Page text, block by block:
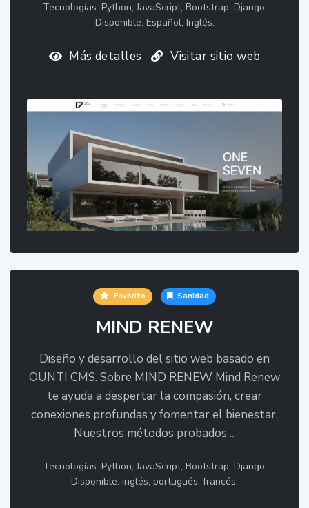
Tecnologías: Python, JavaScript, Bootstrap, Django.
Disponible: Español, Inglés.
Más detalles Visitar sitio web
Favorito Sanidad
MIND RENEW
Diseño y desarrollo del sitio web basado en
OUNTI CMS. Sobre MIND RENEW Mind Renew
te ayuda a despertar la compasión, crear
conexiones profundas y fomentar el bienestar.
Nuestros métodos probados ...
Tecnologías: Python, JavaScript, Bootstrap, Django.
Disponible: Inglés, portugués, francés.